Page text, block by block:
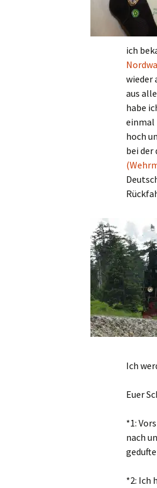
ich
wieder
aus
habe
einmal
hoch
bei der
Ich
Euer
*1:
nach
*2: Ich